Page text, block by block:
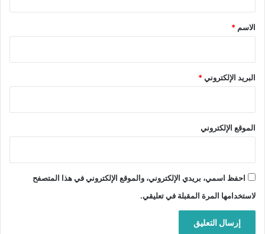
*
الاسم *
البريد الإلكتروني*
الموقع الإلكتروني
احفظ اسمي، بريدي الإلكتروني، والموقع الإلكتروني في هذا المتصفح
لاستخدامها المرة المقبلة في تعليقي.